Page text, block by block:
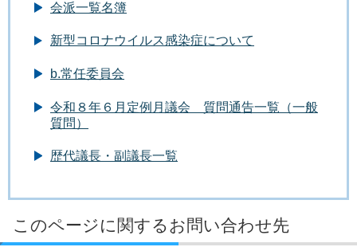
会派一覧名簿
新型コロナウイルス感染症について
b.常任委員会
令和８年６月定例月議会 質問通告一覧（一般
質問）
歴代議長・副議長一覧
このページに関するお問い合わせ先